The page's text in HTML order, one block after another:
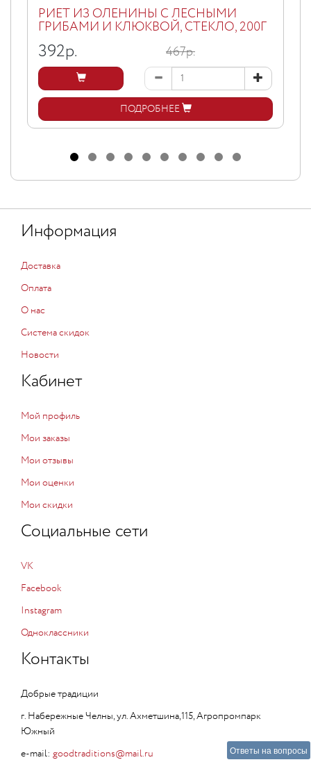
РИЕТ ИЗ ОЛЕНИНЫ С ЛЕСНЫМИ
ГРИБАМИ И КЛЮКВОЙ, СТЕКЛО, 200Г
392р. 467р.
ПОДРОБНЕЕ
Информация
Доставка
Оплата
О нас
Система скидок
Новости
Кабинет
Мой профиль
Мои заказы
Мои отзывы
Мои оценки
Мои скидки
Социальные сети
VK
Facebook
Instagram
Одноклассники
Контакты
Добрые традиции
г. Набережные Челны, ул. Ахметшина,115, Агропромпарк
Южный
e-mail: goodtraditions@mail.ru Ответы на вопросы